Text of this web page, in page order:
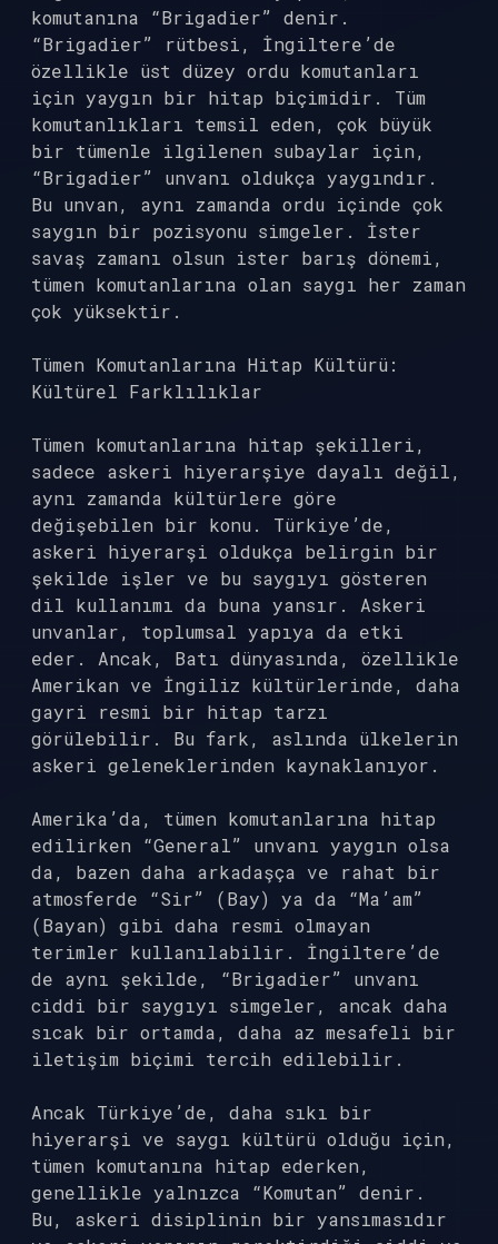
komutanına “Brigadier” denir.
“Brigadier” rütbesi, İngiltere’de
özellikle üst düzey ordu komutanları
için yaygın bir hitap biçimidir. Tüm
komutanlıkları temsil eden, çok büyük
bir tümenle ilgilenen subaylar için,
“Brigadier” unvanı oldukça yaygındır.
Bu unvan, aynı zamanda ordu içinde çok
saygın bir pozisyonu simgeler. İster
savaş zamanı olsun ister barış dönemi,
tümen komutanlarına olan saygı her zaman
çok yüksektir.
Tümen Komutanlarına Hitap Kültürü:
Kültürel Farklılıklar
Tümen komutanlarına hitap şekilleri,
sadece askeri hiyerarşiye dayalı değil,
aynı zamanda kültürlere göre
değişebilen bir konu. Türkiye’de,
askeri hiyerarşi oldukça belirgin bir
şekilde işler ve bu saygıyı gösteren
dil kullanımı da buna yansır. Askeri
unvanlar, toplumsal yapıya da etki
eder. Ancak, Batı dünyasında, özellikle
Amerikan ve İngiliz kültürlerinde, daha
gayri resmi bir hitap tarzı
görülebilir. Bu fark, aslında ülkelerin
askeri geleneklerinden kaynaklanıyor.
Amerika’da, tümen komutanlarına hitap
edilirken “General” unvanı yaygın olsa
da, bazen daha arkadaşça ve rahat bir
atmosferde “Sir” (Bay) ya da “Ma’am”
(Bayan) gibi daha resmi olmayan
terimler kullanılabilir. İngiltere’de
de aynı şekilde, “Brigadier” unvanı
ciddi bir saygıyı simgeler, ancak daha
sıcak bir ortamda, daha az mesafeli bir
iletişim biçimi tercih edilebilir.
Ancak Türkiye’de, daha sıkı bir
hiyerarşi ve saygı kültürü olduğu için,
tümen komutanına hitap ederken,
genellikle yalnızca “Komutan” denir.
Bu, askeri disiplinin bir yansımasıdır